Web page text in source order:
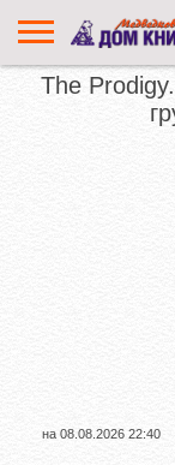
The
на 08.08.2026 22:40